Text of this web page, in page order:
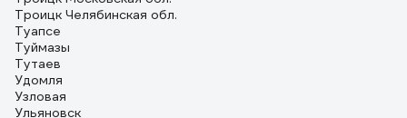
Троицк Челябинская обл.
Туапсе
Туймазы
Тутаев
Удомля
Узловая
Ульяновск